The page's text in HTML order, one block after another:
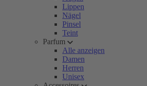
Lippen
Nägel
Pinsel
Teint
Parfum
Alle anzeigen
Damen
Herren
Unisex